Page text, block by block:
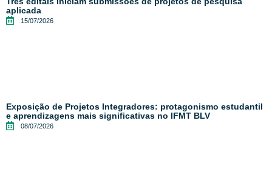
aplicada
15/07/2026
Exposição de Projetos Integradores: protagonismo estudantil
e aprendizagens mais significativas no IFMT BLV
08/07/2026